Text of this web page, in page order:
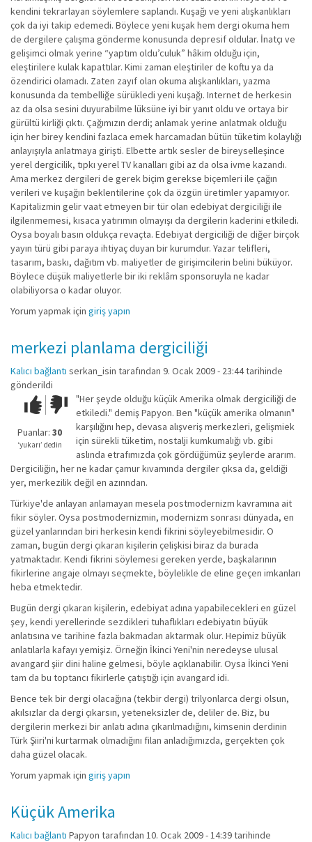
kendini tekrarlayan söylemlere saplandı. Kuşağı ve yeni alışkanlıkları
çok da iyi takip edemedi. Böylece yeni kuşak hem dergi okuma hem
de dergilere çalışma gönderme konusunda depresif oldular. İnatçı ve
gelişimci olmak yerine “yaptım oldu’culuk” hâkim olduğu için,
eleştirilere kulak kapattılar. Kimi zaman eleştiriler de koftu ya da
özendirici olamadı. Zaten zayıf olan okuma alışkanlıkları, yazma
konusunda da tembelliğe sürükledi yeni kuşağı. Internet de herkesin
az da olsa sesini duyurabilme lüksüne iyi bir yanıt oldu ve ortaya bir
gürültü kirliği çıktı. Çağımızın derdi; anlamak yerine anlatmak olduğu
için her birey kendini fazlaca emek harcamadan bütün tüketim kolaylığı
anlayışıyla anlatmaya girişti. Elbette artık sesler de bireyselleşince
yerel dergicilik, tıpkı yerel TV kanalları gibi az da olsa ivme kazandı.
Ama merkez dergileri de gerek biçim gerekse biçemleri ile çağın
verileri ve kuşağın beklentilerine çok da özgün üretimler yapamıyor.
Kapitalizmin gelir vaat etmeyen bir tür olan edebiyat dergiciliği ile
ilgilenmemesi, kısaca yatırımın olmayışı da dergilerin kaderini etkiledi.
Oysa boyalı basın oldukça revaçta. Edebiyat dergiciliği de diğer birçok
yayın türü gibi paraya ihtiyaç duyan bir kurumdur. Yazar telifleri,
tasarım, baskı, dağıtım vb. maliyetler de girişimcilerin belini büküyor.
Böylece düşük maliyetlerle bir iki reklâm sponsoruyla ne kadar
olabiliyorsa o kadar oluyor.
Yorum yapmak için giriş yapın
merkezi planlama dergiciliği
Kalıcı bağlantı serkan_isin tarafından 9. Ocak 2009 - 23:44 tarihinde
gönderildi
Çok iyi!O
kadar
iyi
değil!
Puanlar: 30
‘yukarı’ dedin
"Her şeyde olduğu küçük Amerika olmak dergiciliği de
etkiledi." demiş Papyon. Ben "küçük amerika olmanın"
karşılığını hep, devasa alışveriş merkezleri, gelişmiek
için sürekli tüketim, nostalji kumkumalığı vb. gibi
aslında etrafımızda çok gördüğümüz şeylerde ararım.
Dergiciliğin, her ne kadar çamur kıvamında dergiler çıksa da, geldiği
yer, merkezilik değil en azınndan.
Türkiye'de anlayan anlamayan mesela postmodernizm kavramına ait
fikir söyler. Oysa postmodernizmin, modernizm sonrası dünyada, en
güzel yanlarından biri herkesin kendi fikrini söyleyebilmesidir. O
zaman, bugün dergi çıkaran kişilerin çelişkisi biraz da burada
yatmaktadır. Kendi fikrini söylemesi gereken yerde, başkalarının
fikirlerine angaje olmayı seçmekte, böylelikle de eline geçen imkanları
heba etmektedir.
Bugün dergi çıkaran kişilerin, edebiyat adına yapabilecekleri en güzel
şey, kendi yerellerinde sezdikleri tuhaflıkları edebiyatın büyük
anlatısına ve tarihine fazla bakmadan aktarmak olur. Hepimiz büyük
anlatılarla kafayı yemişiz. Örneğin İkinci Yeni'nin neredeyse ulusal
avangard şiir dini haline gelmesi, böyle açıklanabilir. Oysa İkinci Yeni
tam da bu toptancı fikirlerle çatıştığı için avangard idi.
Bence tek bir dergi olacağına (tekbir dergi) trilyonlarca dergi olsun,
akılsızlar da dergi çıkarsın, yeteneksizler de, deliler de. Biz, bu
dergilerin merkezi bir anlatı adına çıkarılmadığını, kimsenin derdinin
Türk Şiiri'ni kurtarmak olmadığını filan anladığımızda, gerçekten çok
daha güzel olacak.
Yorum yapmak için giriş yapın
Küçük Amerika
Kalıcı bağlantı Papyon tarafından 10. Ocak 2009 - 14:39 tarihinde